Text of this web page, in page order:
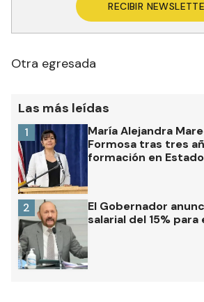
RECIBIR
Otra egresada
Las más leídas
María Alejandra
Formosa tras tres
formación en
1
El Gobernador
salarial del 15%
2